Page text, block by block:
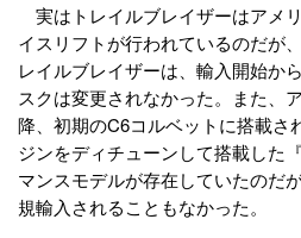
実はトレイルブレイザーはアメ
イスリフトが行われているのだが
レイルブレイザーは、輸入開始か
スクは変更されなかった。また、
降、初期のC6コルベットに搭載さ
ジンをディチューンして搭載した
マンスモデルが存在していたのだ
規輸入されることもなかった。